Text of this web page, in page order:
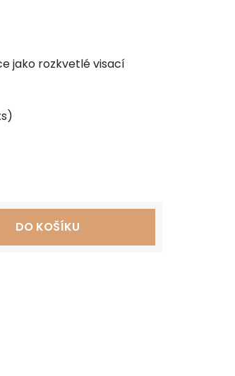
jako rozkvetlé visací
DO KOŠÍKU